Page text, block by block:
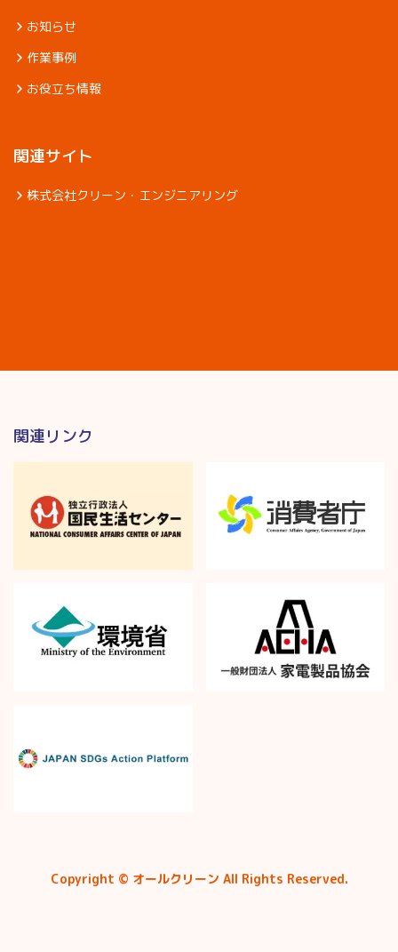
お知らせ
作業事例
お役立ち情報
関連サイト
株式会社クリーン・エンジニアリング
関連リンク
Copyright © オールクリーン All Rights Reserved.